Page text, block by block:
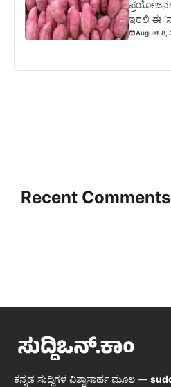
ಇರಲಿ ಈ
August 8,
Recent Comments
ಕನ್ನಡ ಸುದ್ದಿಗಳ ವಿಶ್ವಾಸಾರ್ಹ ಮೂಲ —